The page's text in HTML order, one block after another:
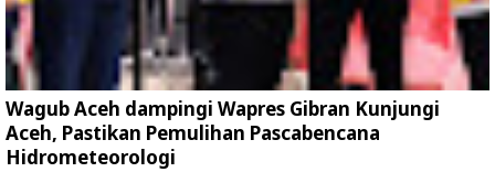
Wagub Aceh dampingi Wapres Gibran Kunjungi
Aceh, Pastikan Pemulihan Pascabencana
Hidrometeorologi